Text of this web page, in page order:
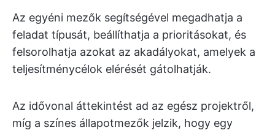
Az egyéni mezők segítségével megadhatja a
feladat típusát, beállíthatja a prioritásokat, és
felsorolhatja azokat az akadályokat, amelyek a
teljesítménycélok elérését gátolhatják.
Az idővonal áttekintést ad az egész projektről,
míg a színes állapotmezők jelzik, hogy egy